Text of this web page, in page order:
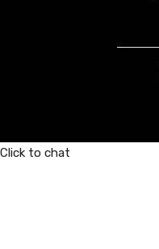
Click to chat